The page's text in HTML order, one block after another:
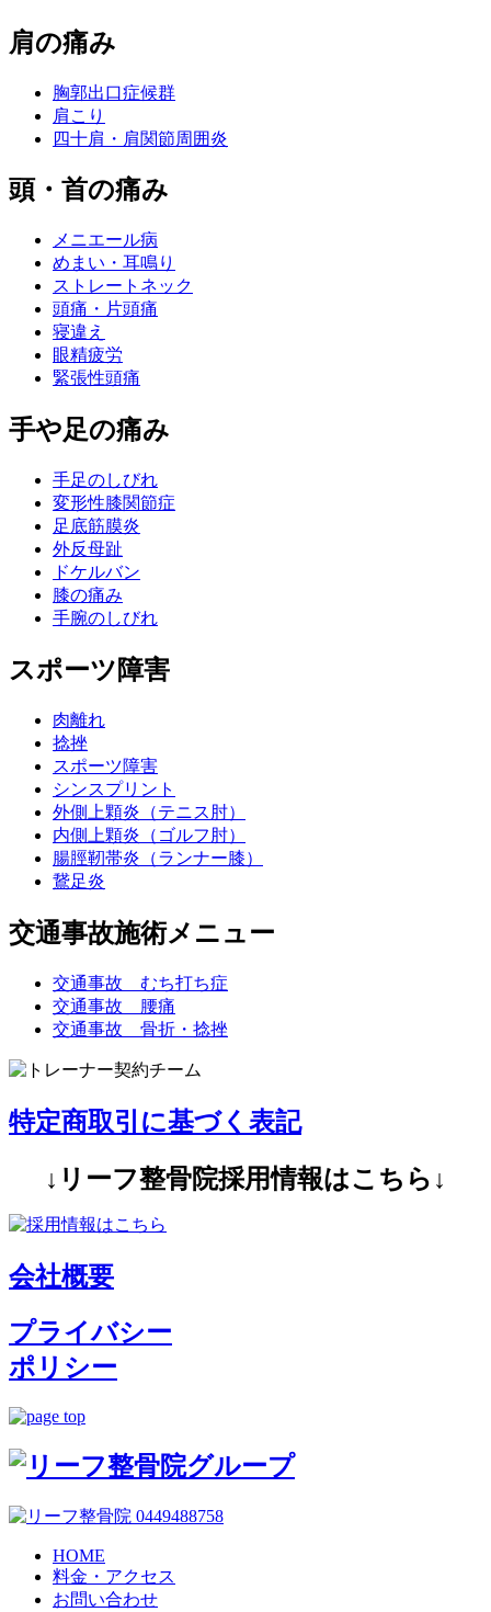
肩の痛み
胸郭出口症候群
肩こり
四十肩・肩関節周囲炎
頭・首の痛み
メニエール病
めまい・耳鳴り
ストレートネック
頭痛・片頭痛
寝違え
眼精疲労
緊張性頭痛
手や足の痛み
手足のしびれ
変形性膝関節症
足底筋膜炎
外反母趾
ドケルバン
膝の痛み
手腕のしびれ
スポーツ障害
肉離れ
捻挫
スポーツ障害
シンスプリント
外側上顆炎（テニス肘）
内側上顆炎（ゴルフ肘）
腸脛靭帯炎（ランナー膝）
鵞足炎
交通事故施術メニュー
交通事故 むち打ち症
交通事故 腰痛
交通事故 骨折・捻挫
特定商取引に基づく表記
↓リーフ整骨院採用情報はこちら↓
会社概要
プライバシー
ポリシー
HOME
料金・アクセス
お問い合わせ